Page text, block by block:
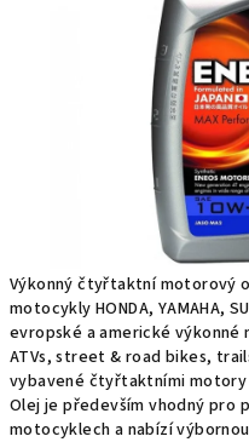
Výkonný čtyřtaktní motorový
motocykly HONDA, YAMAHA,
evropské a americké
ATVs, street & road bikes,
vybavené čtyřtaktními motory
Olej je především vhodný pro
motocyklech a nabízí
hvězdiček.